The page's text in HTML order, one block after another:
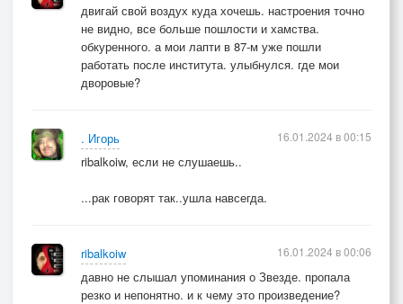
двигай свой воздух куда хочешь. настроения точно
не видно, все больше пошлости и хамства.
обкуренного. а мои лапти в 87-м уже пошли
работать после института. улыбнулся. где мои
дворовые?
. Игорь
ribalkoiw, если не слушаешь..
...рак говорят так..ушла навсегда.
16.01.2024 в 00:15
ribalkoiw
давно не слышал упоминания о Звезде. пропала
резко и непонятно. и к чему это произведение?
16.01.2024 в 00:06